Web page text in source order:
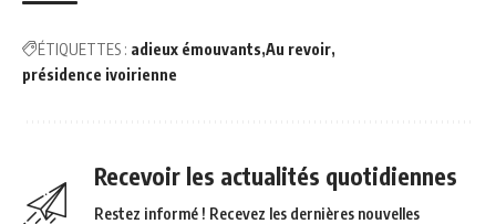
ÉTIQUETTES : adieux émouvants Au revoir
présidence ivoirienne
Recevoir les actualités quotidiennes
Restez informé ! Recevez les dernières nouvelles